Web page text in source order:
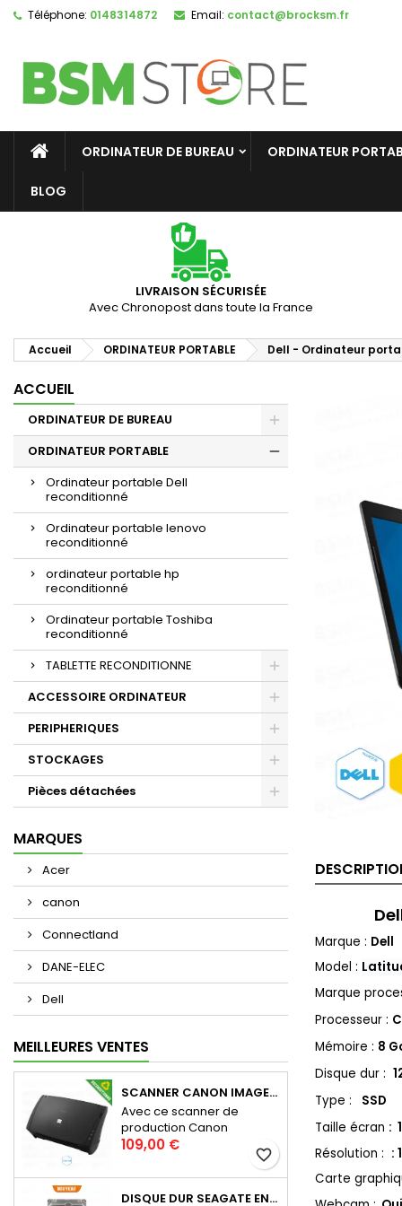
Téléphone: 0148314872 Email: contact@brocksm.fr
ORDINATEUR DE BUREAU ORDINATEUR
BLOG
LIVRAISON SÉCURISÉE
Avec Chronopost dans toute la France
Accueil ORDINATEUR PORTABLE Dell - Ordinateur
ACCUEIL
ORDINATEUR DE BUREAU
ORDINATEUR PORTABLE
Ordinateur portable Dell
reconditionné
Ordinateur portable lenovo
reconditionné
ordinateur portable hp
reconditionné
Ordinateur portable Toshiba
reconditionné
TABLETTE RECONDITIONNE
ACCESSOIRE ORDINATEUR
PERIPHERIQUES
STOCKAGES
Pièces détachées
MARQUES
Acer
canon
Connectland
DANE-ELEC
Dell
MEILLEURES VENTES
SCANNER CANON IMAGEFORMULA DR-2010M - RECONDITIONNÉ
Avec ce scanner de
production Canon
imageFORMULA DR-2010M
pour PC, Windows, Mac OS,
gagnez en efficacité !
Compact et peu
Prix
109,00 €
favorite_border
DISQUE DUR SEAGATE ENTREPRISE EXOS 7E8 2TB SATA 3.5" ST2000NM0055 + CADDIE POUR SERVEUR HUAWEI V3 RH1288 2288 - NEUF
Marque : Dell
Model :
Marque
Processeur :
Mémoire : 8
Disque dur :
Type :
SSD
Taille écran :
Résolution : :
Carte